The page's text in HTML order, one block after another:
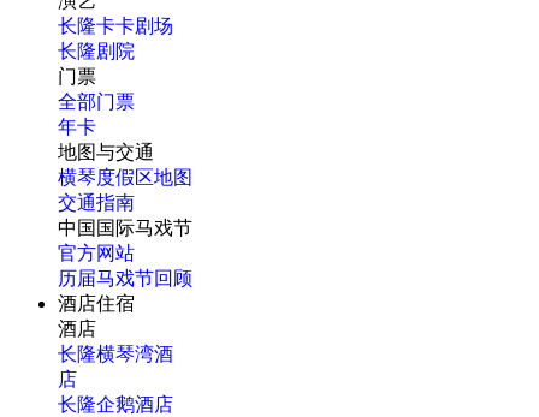
长隆卡卡剧场
长隆剧院
门票
全部门票
年卡
地图与交通
横琴度假区地图
交通指南
中国国际马戏节
官方网站
历届马戏节回顾
酒店住宿
酒店
长隆横琴湾酒
店
长隆企鹅酒店